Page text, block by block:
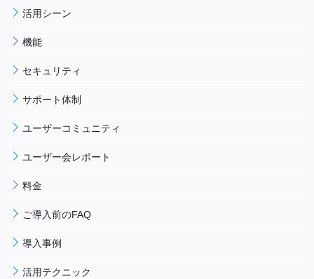
活用シーン
機能
セキュリティ
サポート体制
ユーザーコミュニティ
ユーザー会レポート
料金
ご導入前のFAQ
導入事例
活用テクニック